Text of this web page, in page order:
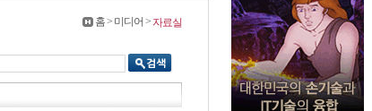
홈 > 미디어 >자료실